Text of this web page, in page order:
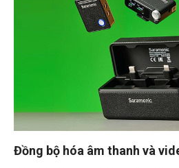
Đồng bộ hóa âm thanh và